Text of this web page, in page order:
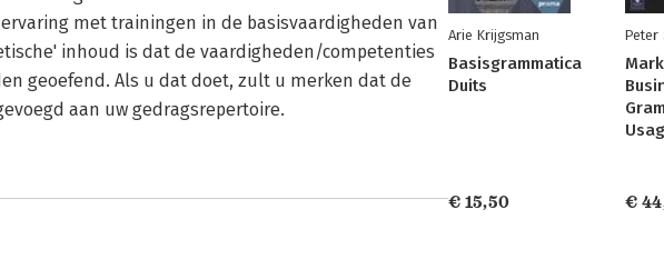
met trainingen in de basisvaardigheden van
inhoud is dat de vaardigheden/competenties
geoefend. Als u dat doet, zult u merken dat de
aan uw gedragsrepertoire.
Arie Krijgsman
Basisgrammatica
Duits
€ 15,50
Peter
€